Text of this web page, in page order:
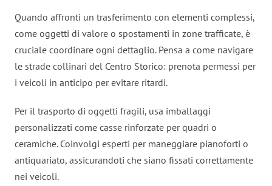
Quando affronti un trasferimento con elementi complessi,
come oggetti di valore o spostamenti in zone trafficate, è
cruciale coordinare ogni dettaglio. Pensa a come navigare
le strade collinari del Centro Storico: prenota permessi per
i veicoli in anticipo per evitare ritardi.
Per il trasporto di oggetti fragili, usa imballaggi
personalizzati come casse rinforzate per quadri o
ceramiche. Coinvolgi esperti per maneggiare pianoforti o
antiquariato, assicurandoti che siano fissati correttamente
nei veicoli.